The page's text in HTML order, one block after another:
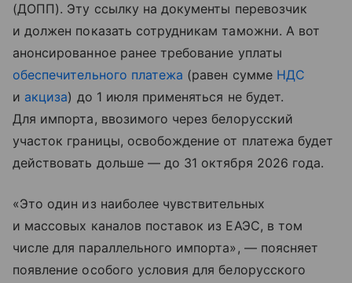
(ДОПП). Эту ссылку на документы перевозчик
и должен показать сотрудникам таможни. А вот
анонсированное ранее требование уплаты
обеспечительного платежа (равен сумме НДС
и акциза) до 1 июля применяться не будет.
Для импорта, ввозимого через белорусский
участок границы, освобождение от платежа будет
действовать дольше — до 31 октября 2026 года.
«Это один из наиболее чувствительных
и массовых каналов поставок из ЕАЭС, в том
числе для параллельного импорта», — поясняет
появление особого условия для белорусского